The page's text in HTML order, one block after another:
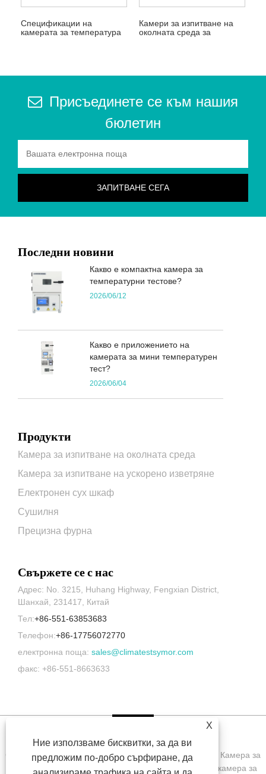
Спецификации на
камерата за температура
Камери за изпитване на
околната среда за
Присъединете се към нашия
бюлетин
Последни новини
Какво е компактна камера за
температурни тестове?
2026/06/12
Какво е приложението на
камерата за мини температурен
тест?
2026/06/04
Продукти
Камера за изпитване на околната среда
Камера за изпитване на ускорено изветряне
Електронен сух шкаф
Сушилня
Прецизна фурна
Свържете се с нас
Адрес: No. 3215, Huhang Highway, Fengxian District,
Шанхай, 231417, Китай
Тел:+86-551-63853683
Телефон:+86-17756072770
електронна поща: sales@climatestsymor.com
факс: +86-551-8663633
Copyright © 2022 Symor Instrument Equipment Co., Ltd. Камера за
изпитване на околната среда, електронен сух шкаф, камера за
X
Ние използваме бисквитки, за да ви
предложим по-добро сърфиране, да